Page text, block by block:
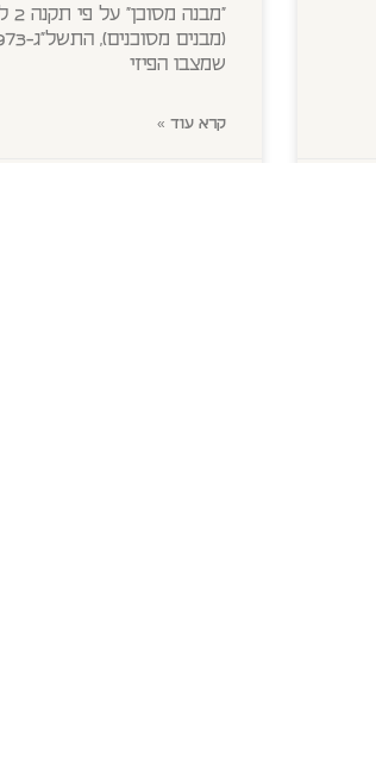
שמצבו הפיזי
קרא עוד »